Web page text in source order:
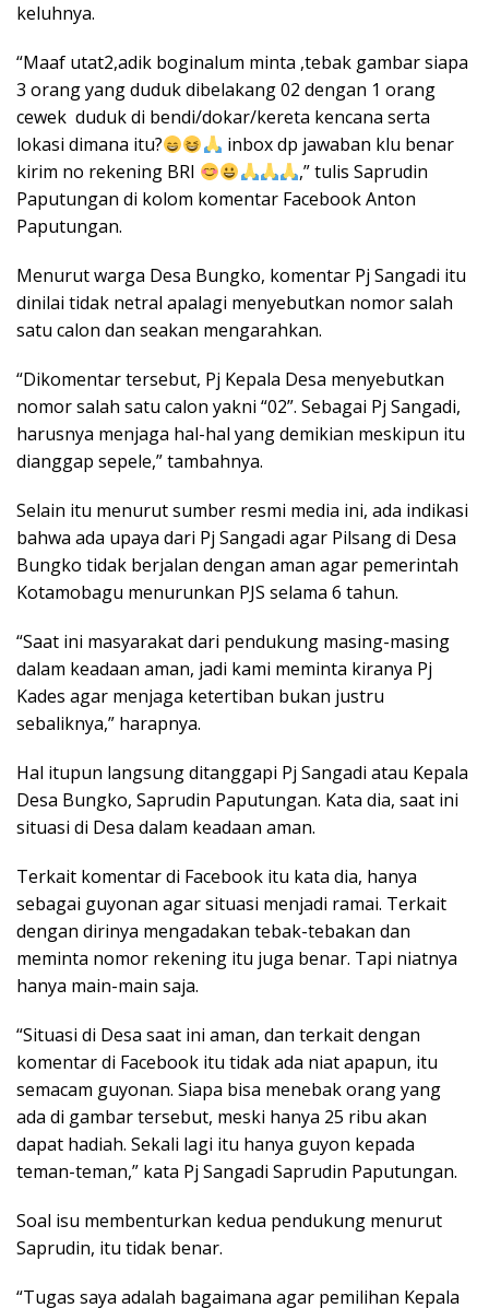
keluhnya.
“Maaf utat2,adik boginalum minta ,tebak gambar siapa
3 orang yang duduk dibelakang 02 dengan 1 orang
cewek duduk di bendi/dokar/kereta kencana serta
lokasi dimana itu?
inbox dp jawaban klu benar
kirim no rekening BRI
,” tulis Saprudin
Paputungan di kolom komentar Facebook Anton
Paputungan.
Menurut warga Desa Bungko, komentar Pj Sangadi itu
dinilai tidak netral apalagi menyebutkan nomor salah
satu calon dan seakan mengarahkan.
“Dikomentar tersebut, Pj Kepala Desa menyebutkan
nomor salah satu calon yakni “02”. Sebagai Pj Sangadi,
harusnya menjaga hal-hal yang demikian meskipun itu
dianggap sepele,” tambahnya.
Selain itu menurut sumber resmi media ini, ada indikasi
bahwa ada upaya dari Pj Sangadi agar Pilsang di Desa
Bungko tidak berjalan dengan aman agar pemerintah
Kotamobagu menurunkan PJS selama 6 tahun.
“Saat ini masyarakat dari pendukung masing-masing
dalam keadaan aman, jadi kami meminta kiranya Pj
Kades agar menjaga ketertiban bukan justru
sebaliknya,” harapnya.
Hal itupun langsung ditanggapi Pj Sangadi atau Kepala
Desa Bungko, Saprudin Paputungan. Kata dia, saat ini
situasi di Desa dalam keadaan aman.
Terkait komentar di Facebook itu kata dia, hanya
sebagai guyonan agar situasi menjadi ramai. Terkait
dengan dirinya mengadakan tebak-tebakan dan
meminta nomor rekening itu juga benar. Tapi niatnya
hanya main-main saja.
“Situasi di Desa saat ini aman, dan terkait dengan
komentar di Facebook itu tidak ada niat apapun, itu
semacam guyonan. Siapa bisa menebak orang yang
ada di gambar tersebut, meski hanya 25 ribu akan
dapat hadiah. Sekali lagi itu hanya guyon kepada
teman-teman,” kata Pj Sangadi Saprudin Paputungan.
Soal isu membenturkan kedua pendukung menurut
Saprudin, itu tidak benar.
“Tugas saya adalah bagaimana agar pemilihan Kepala